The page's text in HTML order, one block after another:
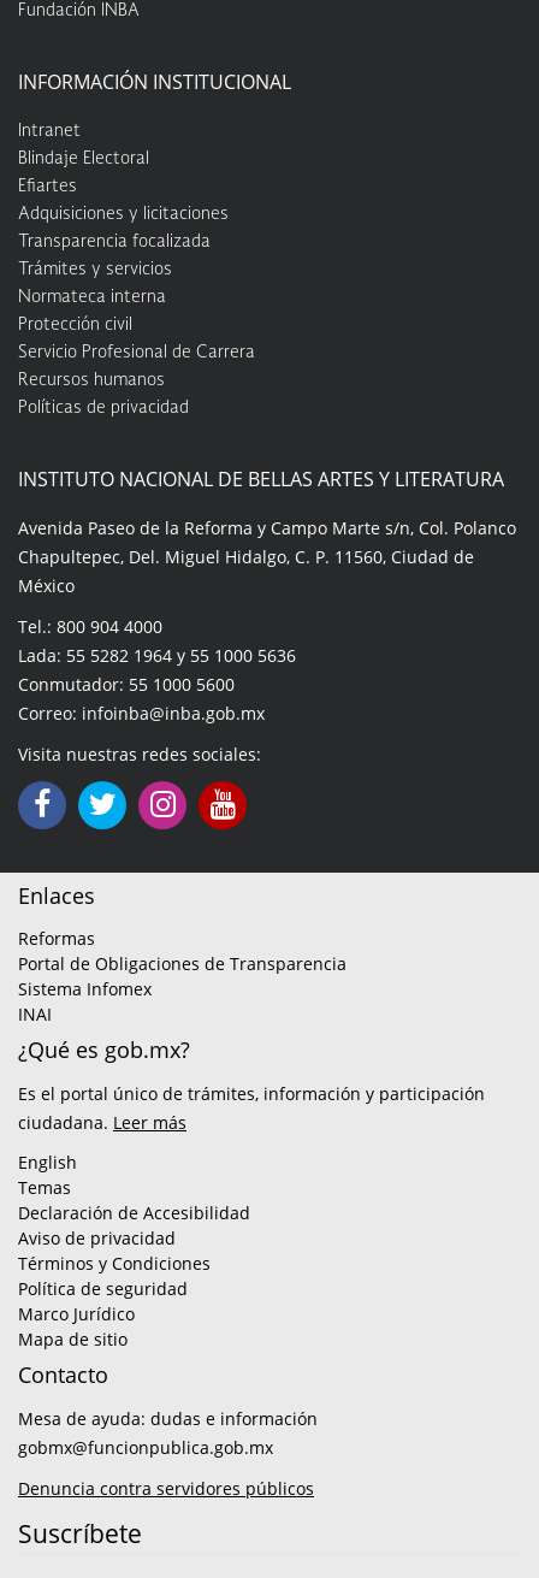
Fundación INBA
INFORMACIÓN INSTITUCIONAL
Intranet
Blindaje Electoral
Efiartes
Adquisiciones y licitaciones
Transparencia focalizada
Trámites y servicios
Normateca interna
Protección civil
Servicio Profesional de Carrera
Recursos humanos
Políticas de privacidad
INSTITUTO NACIONAL DE BELLAS ARTES Y LITERATURA
Avenida Paseo de la Reforma y Campo Marte s/n, Col. Polanco
Chapultepec, Del. Miguel Hidalgo, C. P. 11560, Ciudad de
México
Tel.: 800 904 4000
Lada: 55 5282 1964 y 55 1000 5636
Conmutador: 55 1000 5600
Correo: infoinba@inba.gob.mx
Visita nuestras redes sociales:
Enlaces
Reformas
Portal de Obligaciones de Transparencia
Sistema Infomex
INAI
¿Qué es gob.mx?
Es el portal único de trámites, información y participación
ciudadana. Leer más
English
Temas
Declaración de Accesibilidad
Aviso de privacidad
Términos y Condiciones
Política de seguridad
Marco Jurídico
Mapa de sitio
Contacto
Mesa de ayuda: dudas e información
gobmx@funcionpublica.gob.mx
Denuncia contra servidores públicos
Suscríbete